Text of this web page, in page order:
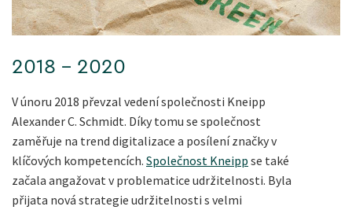
2018 - 2020
V únoru 2018 převzal vedení společnosti Kneipp
Alexander C. Schmidt. Díky tomu se společnost
zaměřuje na trend digitalizace a posílení značky v
klíčových kompetencích. Společnost Kneipp se také
začala angažovat v problematice udržitelnosti. Byla
přijata nová strategie udržitelnosti s velmi